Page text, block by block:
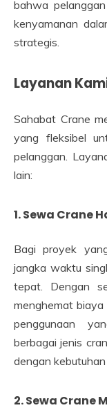
bahwa
kenyamanan
strategis.
Layanan
Sahabat Crane
yang fleksibel
pelanggan.
lain:
1. Sewa Crane
Bagi proyek
jangka waktu
tepat. Dengan
menghemat
penggunaan
berbagai jenis
dengan
2. Sewa Crane